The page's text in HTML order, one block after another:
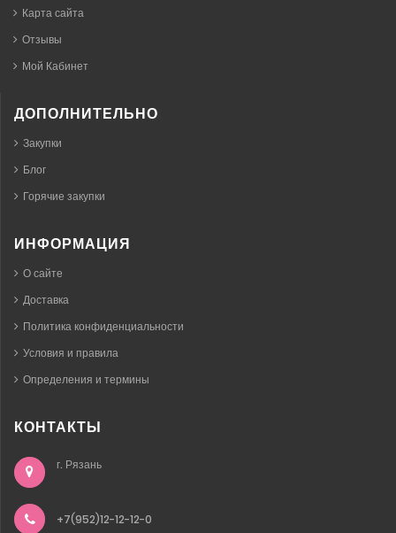
Карта сайта
Отзывы
Мой Кабинет
ДОПОЛНИТЕЛЬНО
Закупки
Блог
Горячие закупки
ИНФОРМАЦИЯ
О сайте
Доставка
Политика конфиденциальности
Условия и правила
Определения и термины
КОНТАКТЫ
г. Рязань
+7(952)12-12-12-0